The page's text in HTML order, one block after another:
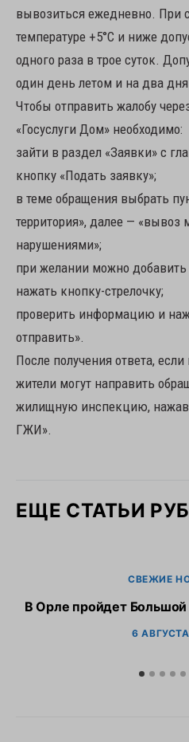
вывозиться ежедневно. При
температуре +5°C и ниже
одного раза в трое суток.
один день летом и на два
Чтобы отправить жалобу
«Госуслуги Дом» необходимо:
зайти в раздел «Заявки» с
кнопку «Подать заявку»;
в теме обращения выбрать
территория», далее — «вывоз
нарушениями»;
при желании можно
нажать кнопку-стрелочку;
проверить информацию и
отправить».
После получения ответа,
жители могут направить
жилищную инспекцию, нажав
ГЖИ».
ЕЩЕ СТАТЬИ
СВЕЖИЕ
В Орле пройдет
6